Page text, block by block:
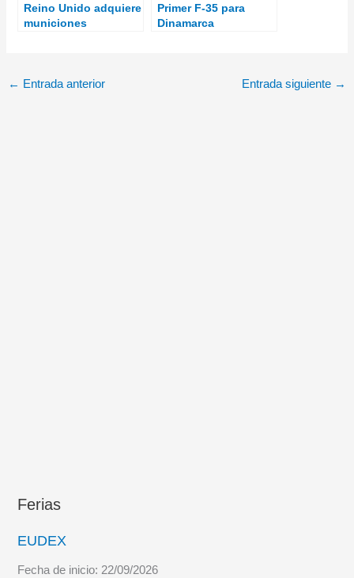
Reino Unido adquiere
municiones
Primer F-35 para
Dinamarca
← Entrada anterior Entrada siguiente →
Ferias
EUDEX
Fecha de inicio:22/09/2026